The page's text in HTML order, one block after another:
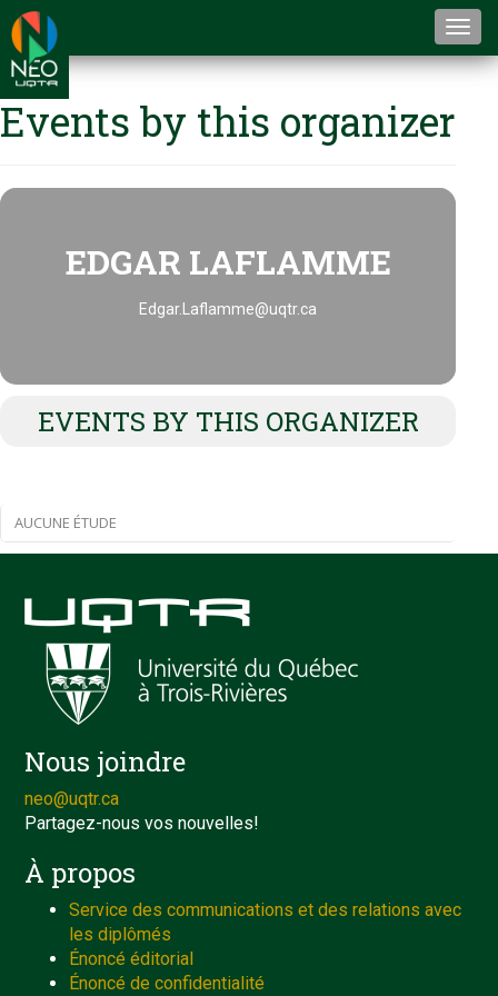
Events by this organizer
EDGAR LAFLAMME
Edgar.Laflamme@uqtr.ca
EVENTS BY THIS ORGANIZER
AUCUNE ÉTUDE
Nous joindre
neo@uqtr.ca
Partagez-nous vos nouvelles!
À propos
Service des communications et des relations avec
les diplômés
Énoncé éditorial
Énoncé de confidentialité